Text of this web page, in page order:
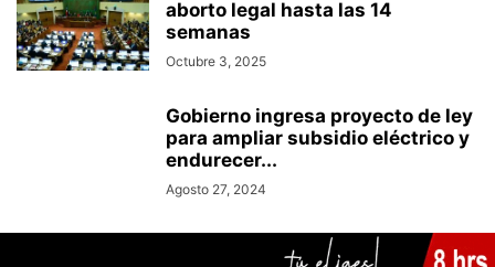
aborto legal hasta las 14
semanas
Octubre 3, 2025
Gobierno ingresa proyecto de ley
para ampliar subsidio eléctrico y
endurecer...
Agosto 27, 2024